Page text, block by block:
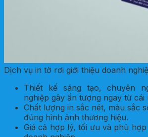
Dịch vụ in tờ rơi giới thiệu doanh
Thiết kế sáng tạo, chuyên
nghiệp gây ấn tượng ngay từ cái
Chất lượng in sắc nét, màu sắc
đúng hình ảnh thương hiệu.
Giá cả hợp lý, tối ưu và phù